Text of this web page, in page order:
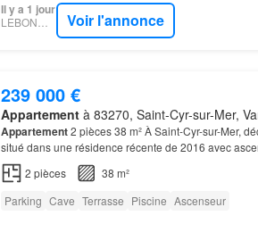
Il y a 1 jour
LEBONCOIN Voir l'annonce
239 000 €
Appartementà 83270, Saint-Cyr-sur-Mer,
Appartement2 pièces 38 m² À Saint-Cyr-sur-Mer,
situé dans une résidence récente de 2016 avec
2 pièces
38 m²
Parking Cave Terrasse Piscine Ascenseur